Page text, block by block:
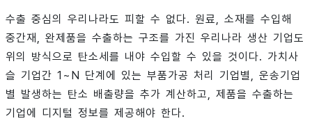
수출 중심의 우리나라도 피할 수 없다. 원료, 소재를 수입해
중간재, 완제품을 수출하는 구조를 가진 우리나라 생산 기업도
위의 방식으로 탄소세를 내야 수입할 수 있을 것이다. 가치사
슬 기업간 1~N 단계에 있는 부품가공 처리 기업별, 운송기업
별 발생하는 탄소 배출량을 추가 계산하고, 제품을 수출하는
기업에 디지털 정보를 제공해야 한다.